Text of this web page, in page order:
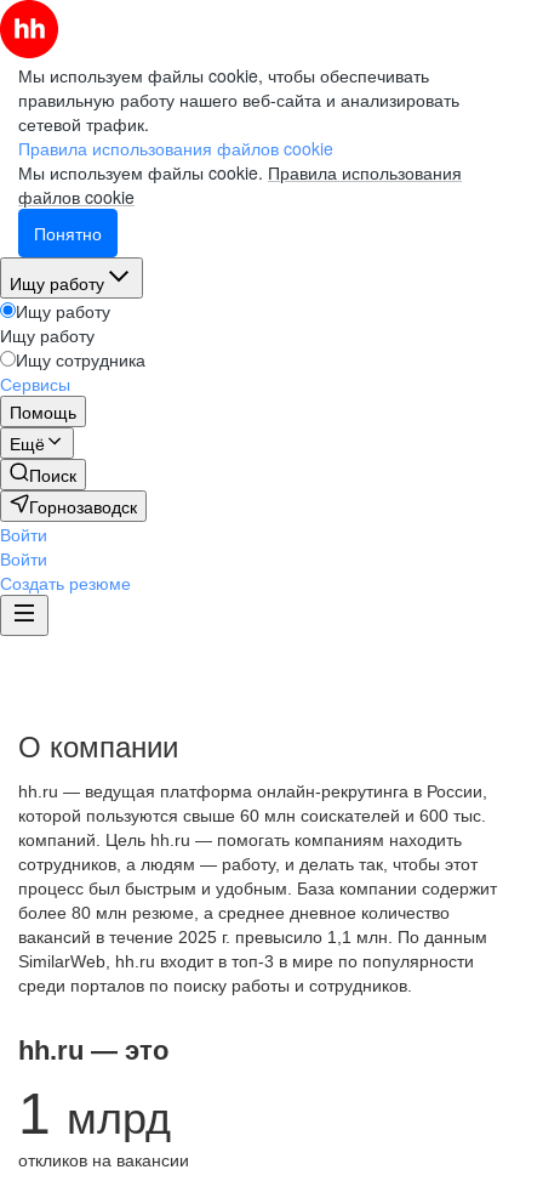
Мы используем файлы cookie, чтобы обеспечивать
правильную работу нашего веб-сайта и анализировать
сетевой трафик.
Правила использования файлов cookie
Мы используем файлы cookie. Правила использования
файлов cookie
Понятно
Ищу работу
Ищу работу
Ищу работу
Ищу сотрудника
Сервисы
Помощь
Ещё
Поиск
Горнозаводск
Войти
Войти
Создать резюме
О компании
hh.ru — ведущая платформа онлайн-рекрутинга в России,
которой пользуются свыше 60 млн соискателей и 600 тыс.
компаний. Цель hh.ru — помогать компаниям находить
сотрудников, а людям — работу, и делать так, чтобы этот
процесс был быстрым и удобным. База компании содержит
более 80 млн резюме, а среднее дневное количество
вакансий в течение 2025 г. превысило 1,1 млн. По данным
SimilarWeb, hh.ru входит в топ-3 в мире по популярности
среди порталов по поиску работы и сотрудников.
hh.ru — это
1 млрд
откликов на вакансии